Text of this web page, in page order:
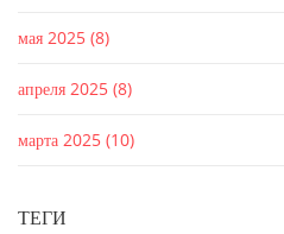
мая 2025 (8)
апреля 2025 (8)
марта 2025 (10)
ТЕГИ